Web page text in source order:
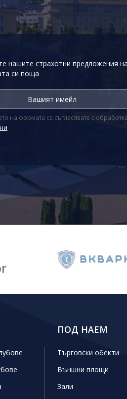
нашите страхотни предложения на
си поща
на формата се съгласявате с
.
ПОД НАЕМ
Търговски обекти
Външни площи
Зали